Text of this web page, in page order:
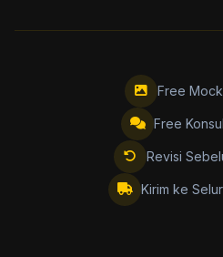
Free
Free
Revisi
Kirim ke